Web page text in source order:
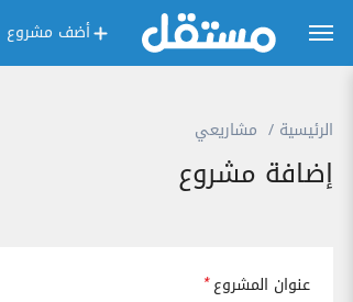
أضف مشروع
الرئيسية مشاريعي
إضافة مشروع
عنوان المشروع*